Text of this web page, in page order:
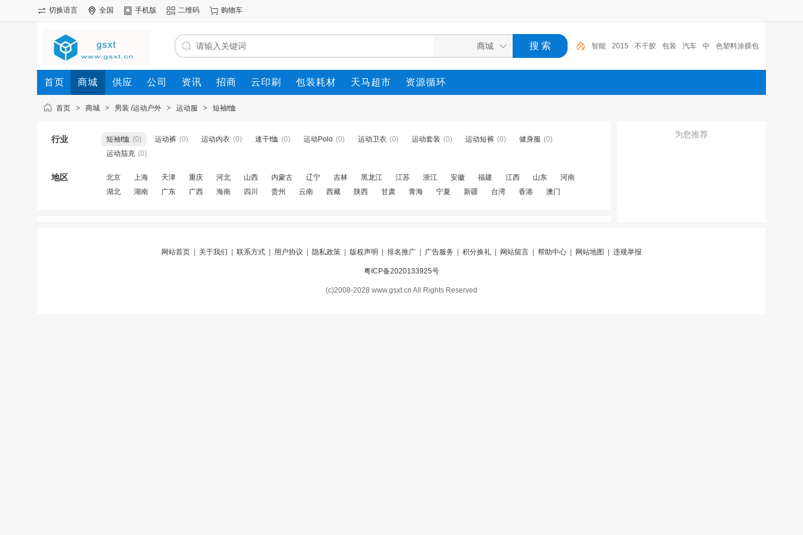
切换语言 全国 手机版 二维码 购物车
智能 2015 不干胶 包装 汽车 中 色塑料涂膜包
装条 深圳市 广东 布料
首页 商城 供应 公司 资讯 招商 云印刷 包装耗材 天马超市 资源循环
首页 > 商城 > 男装 /运动户外 > 运动服 > 短袖t恤
行业 短袖t恤 (0) 运动裤 (0) 运动内衣 (0) 速干t恤 (0) 运动Polo (0) 运动卫衣 (0) 运动套装 (0) 运动短裤 (0) 健身服 (0)
运动茄克​ (0)
地区 北京 上海 天津 重庆 河北 山西 内蒙古 辽宁 吉林 黑龙江 江苏 浙江 安徽 福建 江西 山东
河南
湖北
湖南 广东 广西 海南 四川 贵州 云南 西藏 陕西 甘肃 青海 宁夏 新疆 台湾 香港 澳门
为您推荐
网站首页 关于我们 联系方式 用户协议 隐私政策 版权声明 排名推广 广告服务 积分换礼 网站留言 帮助中心 网站地图 违规举报
粤ICP备2020133925号
(c)2008-2028 www.gsxt.cn All Rights Reserved